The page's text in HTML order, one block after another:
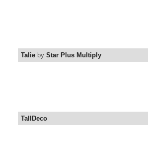
Talie by Star Plus Multiply
TallDeco